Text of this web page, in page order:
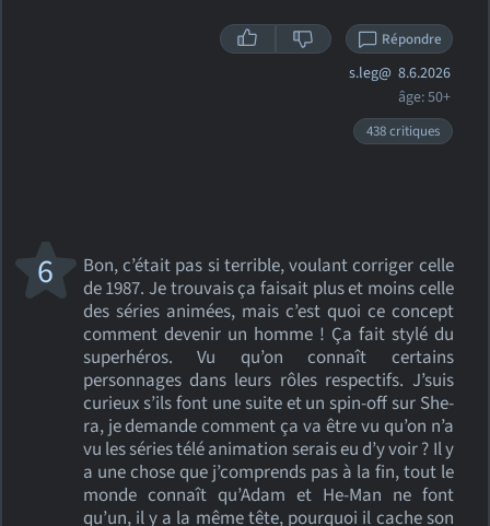
Répondre
s.leg@ 8.6.2026
âge: 50+
438 critiques
Bon, c’était pas si terrible, voulant corriger celle
de 1987. Je trouvais ça faisait plus et moins celle
des séries animées, mais c’est quoi ce concept
comment devenir un homme ! Ça fait stylé du
superhéros. Vu qu’on connaît certains
personnages dans leurs rôles respectifs. J’suis
curieux s’ils font une suite et un spin-off sur She-
ra, je demande comment ça va être vu qu’on n’a
vu les séries télé animation serais eu d’y voir ? Il y
a une chose que j’comprends pas à la fin, tout le
monde connaît qu’Adam et He-Man ne font
qu’un, il y a la même tête, pourquoi il cache son
6